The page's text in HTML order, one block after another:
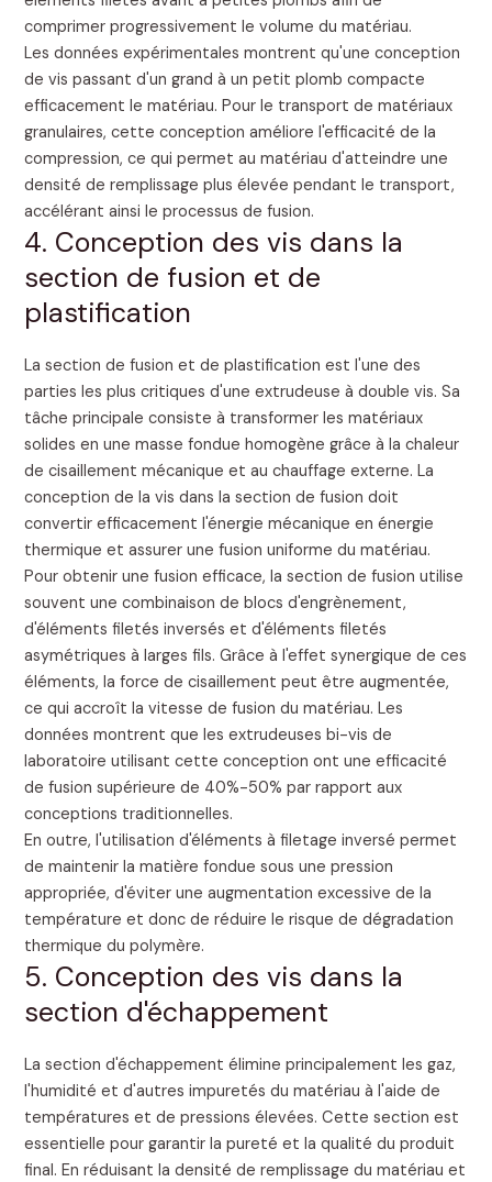
comprimer progressivement le volume du matériau.
Les données expérimentales montrent qu'une conception
de vis passant d'un grand à un petit plomb compacte
efficacement le matériau. Pour le transport de matériaux
granulaires, cette conception améliore l'efficacité de la
compression, ce qui permet au matériau d'atteindre une
densité de remplissage plus élevée pendant le transport,
accélérant ainsi le processus de fusion.
4. Conception des vis dans la
section de fusion et de
plastification
La section de fusion et de plastification est l'une des
parties les plus critiques d'une extrudeuse à double vis. Sa
tâche principale consiste à transformer les matériaux
solides en une masse fondue homogène grâce à la chaleur
de cisaillement mécanique et au chauffage externe. La
conception de la vis dans la section de fusion doit
convertir efficacement l'énergie mécanique en énergie
thermique et assurer une fusion uniforme du matériau.
Pour obtenir une fusion efficace, la section de fusion utilise
souvent une combinaison de blocs d'engrènement,
d'éléments filetés inversés et d'éléments filetés
asymétriques à larges fils. Grâce à l'effet synergique de ces
éléments, la force de cisaillement peut être augmentée,
ce qui accroît la vitesse de fusion du matériau. Les
données montrent que les extrudeuses bi-vis de
laboratoire utilisant cette conception ont une efficacité
de fusion supérieure de 40%-50% par rapport aux
conceptions traditionnelles.
En outre, l'utilisation d'éléments à filetage inversé permet
de maintenir la matière fondue sous une pression
appropriée, d'éviter une augmentation excessive de la
température et donc de réduire le risque de dégradation
thermique du polymère.
5. Conception des vis dans la
section d'échappement
La section d'échappement élimine principalement les gaz,
l'humidité et d'autres impuretés du matériau à l'aide de
températures et de pressions élevées. Cette section est
essentielle pour garantir la pureté et la qualité du produit
final. En réduisant la densité de remplissage du matériau et